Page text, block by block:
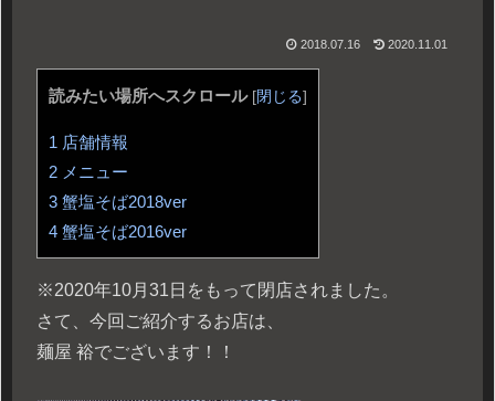
2018.07.16 2020.11.01
読みたい場所へスクロール [閉じる]
1 店舗情報
2 メニュー
3 蟹塩そば2018ver
4 蟹塩そば2016ver
※2020年10月31日をもって閉店されました。
さて、今回ご紹介するお店は、
麺屋 裕でございます！！